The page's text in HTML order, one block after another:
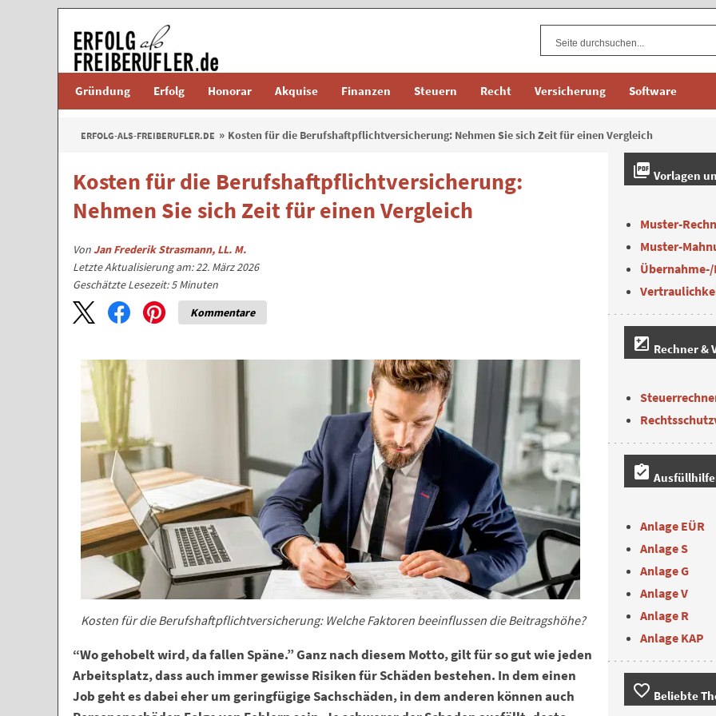
Gründung Erfolg Honorar Akquise Finanzen Steuern Recht Versicherung Software
ERFOLG-ALS-FREIBERUFLER.DE Kosten für die Berufshaftpflicht­versicherung: Nehmen Sie sich Zeit für einen Vergleich
Kosten für die Berufshaftpflicht­versicherung:
Nehmen Sie sich Zeit für einen Vergleich
VonJan Frederik Strasmann, LL. M.
Letzte Aktualisierung am: 22. März 2026
Geschätzte Lesezeit:5 Minuten
Kommentare
Kosten für die Berufshaftpflichtversicherung: Welche Faktoren beeinflussen die Beitragshöhe?
“Wo gehobelt wird, da fallen Späne.” Ganz nach diesem Motto, gilt für so gut wie jeden
Arbeitsplatz, dass auch immer gewisse Risiken für Schäden bestehen. In dem einen
Job geht es dabei eher um geringfügige Sachschäden, in dem anderen können auch
picture_as_pdf Vorlagen
Muster-
Muster-
iso Rechner &
assignment_turned_in
Anlage EÜR
Anlage S
Anlage G
Anlage V
Anlage R
Anlage KAP
favorite_border Beliebte